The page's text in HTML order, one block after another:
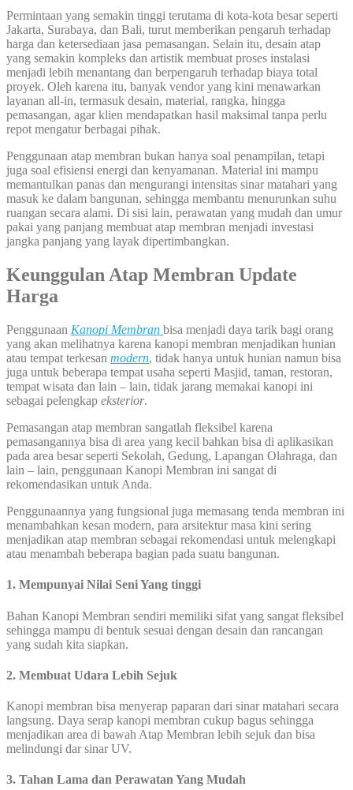
Permintaan yang semakin tinggi terutama di kota-kota besar seperti
Jakarta, Surabaya, dan Bali, turut memberikan pengaruh terhadap
harga dan ketersediaan jasa pemasangan. Selain itu, desain atap
yang semakin kompleks dan artistik membuat proses instalasi
menjadi lebih menantang dan berpengaruh terhadap biaya total
proyek. Oleh karena itu, banyak vendor yang kini menawarkan
layanan all-in, termasuk desain, material, rangka, hingga
pemasangan, agar klien mendapatkan hasil maksimal tanpa perlu
repot mengatur berbagai pihak.
Penggunaan atap membran bukan hanya soal penampilan, tetapi
juga soal efisiensi energi dan kenyamanan. Material ini mampu
memantulkan panas dan mengurangi intensitas sinar matahari yang
masuk ke dalam bangunan, sehingga membantu menurunkan suhu
ruangan secara alami. Di sisi lain, perawatan yang mudah dan umur
pakai yang panjang membuat atap membran menjadi investasi
jangka panjang yang layak dipertimbangkan.
Keunggulan Atap Membran Update
Harga
Penggunaan Kanopi Membran bisa menjadi daya tarik bagi orang
yang akan melihatnya karena kanopi membran menjadikan hunian
atau tempat terkesan modern, tidak hanya untuk hunian namun bisa
juga untuk beberapa tempat usaha seperti Masjid, taman, restoran,
tempat wisata dan lain – lain, tidak jarang memakai kanopi ini
sebagai pelengkap eksterior.
Pemasangan atap membran sangatlah fleksibel karena
pemasangannya bisa di area yang kecil bahkan bisa di aplikasikan
pada area besar seperti Sekolah, Gedung, Lapangan Olahraga, dan
lain – lain, penggunaan Kanopi Membran ini sangat di
rekomendasikan untuk Anda.
Penggunaannya yang fungsional juga memasang tenda membran ini
menambahkan kesan modern, para arsitektur masa kini sering
menjadikan atap membran sebagai rekomendasi untuk melengkapi
atau menambah beberapa bagian pada suatu bangunan.
1. Mempunyai Nilai Seni Yang tinggi
Bahan Kanopi Membran sendiri memiliki sifat yang sangat fleksibel
sehingga mampu di bentuk sesuai dengan desain dan rancangan
yang sudah kita siapkan.
2. Membuat Udara Lebih Sejuk
Kanopi membran bisa menyerap paparan dari sinar matahari secara
langsung. Daya serap kanopi membran cukup bagus sehingga
menjadikan area di bawah Atap Membran lebih sejuk dan bisa
melindungi dar sinar UV.
3. Tahan Lama dan Perawatan Yang Mudah